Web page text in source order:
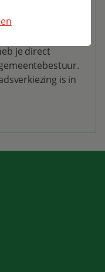
kun je
je direct
is in